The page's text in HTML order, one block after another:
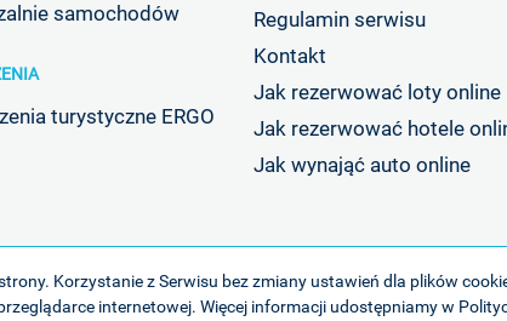
samochodów
turystyczne ERGO
Regulamin serwisu
Kontakt
Jak rezerwować loty online
Jak rezerwować hotele
Jak wynająć auto online
Korzystanie z Serwisu bez zmiany ustawień dla plików
internetowej. Więcej informacji udostępniamy w